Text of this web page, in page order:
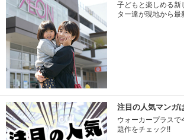
子どもと楽しめる新
ター達が現地から最
注目の人気マンガ
ウォーカープラス
題作をチェック!!